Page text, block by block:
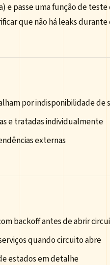
e passe uma função de
que não há leaks
por indisponibilidade de
e tratadas individualmente
externas
backoff antes de abrir
quando circuito abre
estados em detalhe